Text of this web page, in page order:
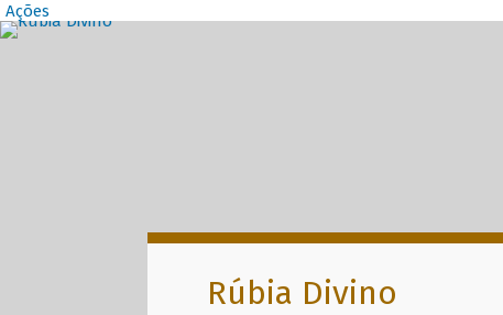
Ações
Destaques
Rúbia Divino